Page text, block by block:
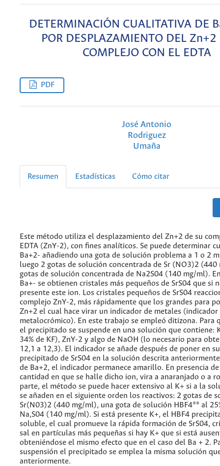
DETERMINACIÓN CUALITATIVA DE
POR DESPLAZAMIENTO DEL Zn+2
COMPLEJO CON EL EDTA
PDF
José Antonio
Rodriguez
Umaña
Resumen Estadísticas Cómo citar
Este método utiliza el desplazamiento del Zn+2 de su
EDTA (ZnY-2), con fines analíticos. Se puede determinar
Ba+2- añadiendo una gota de solución problema a 1 o 2
luego 2 gotas de solución concentrada de Sr (NO3)2
gotas de solución concentrada de Na2S04 (140 mg/ml).
Ba+- se obtienen cristales más pequeños de SrS04 que si
presente este ion. Los cristales pequeños de SrS04
complejo ZnY-2, más rápidamente que los grandes para
Zn+2 el cual hace virar un indicador de metales (indicador
metalocrómico). En este trabajo se empleó ditizona. Para
el precipitado se suspende en una solución que contiene:
34% de KF), ZnY-2 y algo de NaOH (lo necesario para
12,1 a 12,3). El indicador se añade después de poner en
precipitado de SrS04 en la solución descrita
de Ba+2, el indicador permanece amarillo. En presencia
cantidad en que se halle dicho ion, vira a anaranjado o a
parte, el método se puede hacer extensivo al K+ si a la
se añaden en el siguiente orden los reactivos: 2 gotas de
Sr(N03)2 (440 mg/ml), una gota de solución HBF4** al
Na,S04 (140 mg/ml). Si está presente K+, el HBF4
soluble, el cual promueve la rápida formación de SrS04,
sal en partículas más pequeñas si hay K+ que si está
obteniéndose el mismo efecto que en el caso del Ba + 2.
suspensión el precipitado se emplea la misma solución
anteriormente.